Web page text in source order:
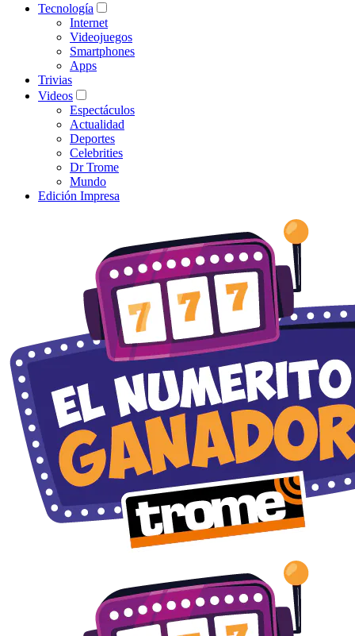
Tecnología
Internet
Videojuegos
Smartphones
Apps
Trivias
Videos
Espectáculos
Actualidad
Deportes
Celebrities
Dr Trome
Mundo
Edición Impresa